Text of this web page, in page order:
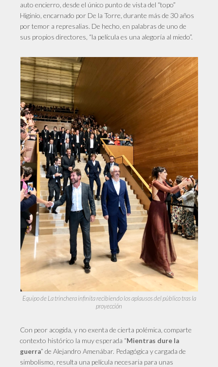
auto encierro, desde el único punto de vista del “topo”
Higinio, encarnado por De la Torre, durante más de 30 años
por temor a represalias. De hecho, en palabras de uno de
sus propios directores, “la película es una alegoría al miedo”.
Equipo de La trinchera infinita recibiendo los aplausos del público tras la
proyección
Con peor acogida, y no exenta de cierta polémica, comparte
contexto histórico la muy esperada “Mientras dure la
guerra” de Alejandro Amenábar. Pedagógica y cargada de
simbolismo, resulta una película necesaria para unas